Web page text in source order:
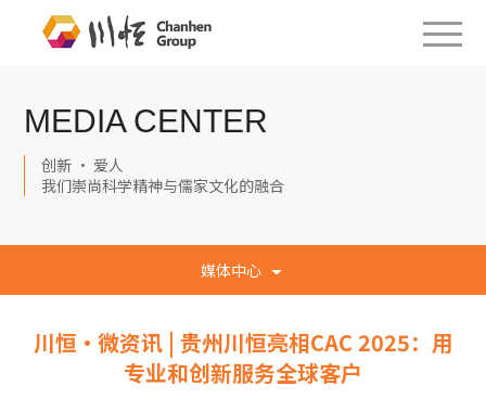
MEDIA CENTER
创新 · 爱人
我们崇尚科学精神与儒家文化的融合
媒体中心
川恒·微资讯 | 贵州川恒亮相CAC 2025：用
专业和创新服务全球客户